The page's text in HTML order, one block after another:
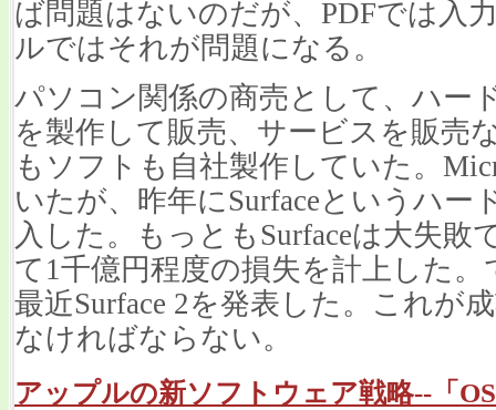
ば問題はないのだが、PDFでは入
ルではそれが問題になる。
パソコン関係の商売として、ハー
を製作して販売、サービスを販売
もソフトも自社製作していた。
いたが、昨年にSurfaceというハー
入した。もっともSurfaceは大失敗
て1千億円程度の損失を計上した
最近Surface 2を発表した。これが
なければならない。
アップルの新ソフトウェア戦略--「